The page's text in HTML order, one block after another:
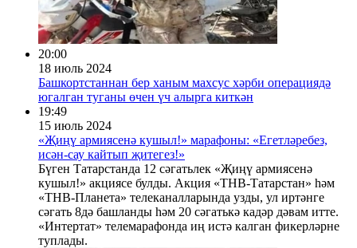
20:00
18 июль 2024
Башкортстаннан бер ханым махсус хәрби операциядә
югалган туганы өчен үч алырга киткән
19:49
15 июль 2024
«Җиңү армиясенә кушыл!» марафоны: «Егетләребез,
исән-сау кайтып җитегез!»
Бүген Татарстанда 12 сәгатьлек «Җиңү армиясенә
кушыл!» акциясе булды. Акция «ТНВ-Татарстан» һәм
«ТНВ-Планета» телеканалларында узды, ул иртәнге
сәгать 8дә башланды һәм 20 сәгатькә кадәр дәвам итте.
«Интертат» телемарафонда иң истә калган фикерләрне
туплады.